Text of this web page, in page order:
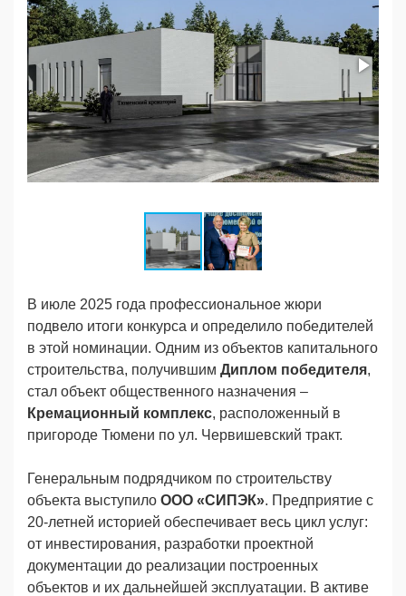
В июле 2025 года профессиональное жюри
подвело итоги конкурса и определило победителей
в этой номинации. Одним из объектов капитального
строительства, получившим Диплом победителя,
стал объект общественного назначения –
Кремационный комплекс, расположенный в
пригороде Тюмени по ул. Червишевский тракт.
Генеральным подрядчиком по строительству
объекта выступило ООО «СИПЭК». Предприятие с
20-летней историей обеспечивает весь цикл услуг:
от инвестирования, разработки проектной
документации до реализации построенных
объектов и их дальнейшей эксплуатации. В активе